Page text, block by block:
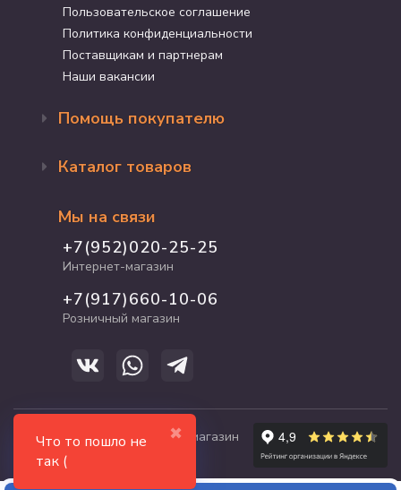
✖
Что то пошло не
так (
Пользовательское соглашение
Политика конфиденциальности
Поставщикам и партнерам
Наши вакансии
Помощь покупателю
Доставка и оплата
Программа лояльности
График работы
Полезные статьи
Каталог товаров
Акции
Для кошек
Для собак
Для грызунов
Для рыб и рептилий
Мы на связи
+7(952)020-25-25
Интернет-магазин
+7(917)660-10-06
Розничный магазин
© 2017-2026 zooshop21.ru - магазин
зоотоваров в Чебоксарах